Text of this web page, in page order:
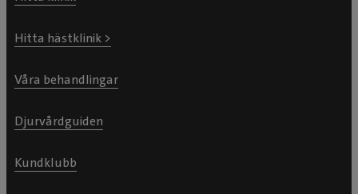
Hitta hästklinik >
Våra behandlingar
Djurvårdguiden
Kundklubb